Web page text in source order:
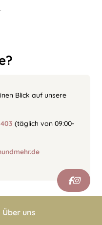
Blick auf unsere
(täglich von 09:00-
Über uns